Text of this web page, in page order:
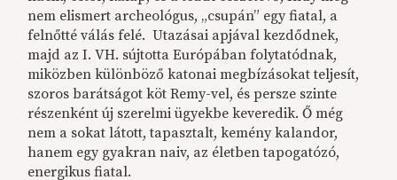
nem elismert archeológus, „csupán” egy fiatal, a
felnőtté válás felé. Utazásai apjával kezdődnek,
majd az I. VH. sújtotta Európában folytatódnak,
miközben különböző katonai megbízásokat teljesít,
szoros barátságot köt Remy-vel, és persze szinte
részenként új szerelmi ügyekbe keveredik. Ő még
nem a sokat látott, tapasztalt, kemény kalandor,
hanem egy gyakran naiv, az életben tapogatózó,
energikus fiatal.